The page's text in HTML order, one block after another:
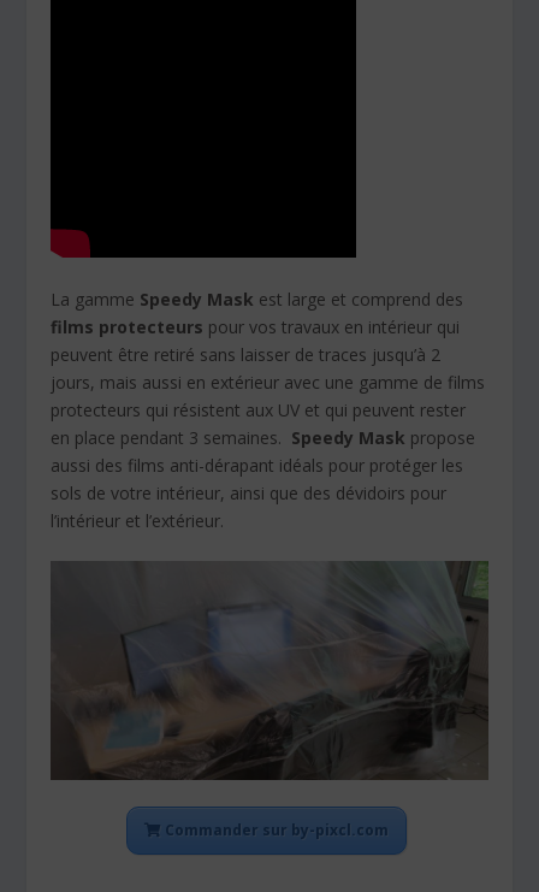
La gamme Speedy Mask est large et comprend des
films protecteurs pour vos travaux en intérieur qui
peuvent être retiré sans laisser de traces jusqu’à 2
jours, mais aussi en extérieur avec une gamme de films
protecteurs qui résistent aux UV et qui peuvent rester
en place pendant 3 semaines. Speedy Mask propose
aussi des films anti-dérapant idéals pour protéger les
sols de votre intérieur, ainsi que des dévidoirs pour
l’intérieur et l’extérieur.
Commander sur by-pixcl.com